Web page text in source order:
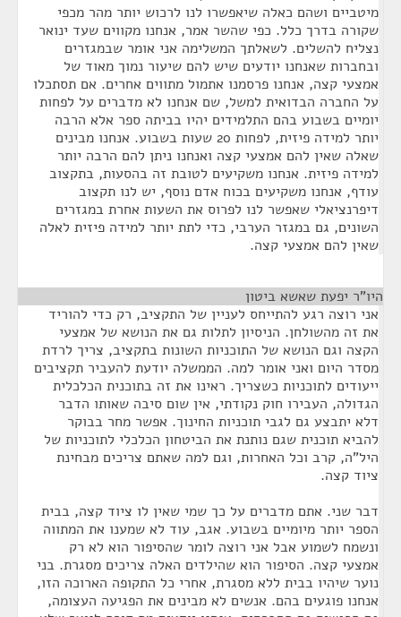
מיטביים ושהם כאלה שיאפשרו לנו לרכוש יותר מהר מכפי
שקורה בדרך כלל. כפי שהשר אמר, אנחנו מקווים שעד ינואר
נצליח להשלים. לשאלתך המשלימה אני אומר שבמגזרים
ובחברות שאנחנו יודעים שיש להם שיעור נמוך מאוד של
אמצעי קצה, אנחנו פרסמנו אתמול מתווים אחרים. אם תסתכלו
על החברה הבדואית למשל, שם אנחנו לא מדברים על לפחות
יומיים בשבוע בהם התלמידים יהיו בביתה ספר אלא הרבה
יותר למידה פיזית, לפחות 20 שעות בשבוע. אנחנו מבינים
שאלה שאין להם אמצעי קצה ואנחנו ניתן להם הרבה יותר
למידה פיזית. אנחנו משקיעים לטובת זה בהסעות, בתקצוב
עודף, אנחנו משקיעים בכוח אדם נוסף, יש לנו תקצוב
דיפרנציאלי שאפשר לנו לפרוס את השעות אחרת במגזרים
השונים, גם במגזר הערבי, כדי לתת יותר למידה פיזית לאלה
שאין להם אמצעי קצה.
היו"ר יפעת שאשא ביטון
אני רוצה רגע להתייחס לעניין של התקציב, רק כדי להוריד
את זה מהשולחן. הניסיון לתלות גם את הנושא של אמצעי
הקצה וגם הנושא של התוכניות השונות בתקציב, צריך לרדת
מסדר היום ואני אומר למה. הממשלה יודעת להעביר תקציבים
ייעודים לתוכניות כשצריך. ראינו את זה בתוכנית הכלכלית
הגדולה, העבירו חוק נקודתי, אין שום סיבה שאותו הדבר
דלא יתבצע גם לגבי תוכניות החינוך. אפשר מחר בבוקר
להביא תוכנית שגם נותנת את הביטחון הכלכלי לתוכניות של
היל"ה, קרב וכל האחרות, וגם למה שאתם צריכים מבחינת
ציוד קצה.
דבר שני. אתם מדברים על כך שמי שאין לו ציוד קצה, בבית
הספר יותר מיומיים בשבוע. אגב, עוד לא שמענו את המתווה
ונשמח לשמוע אבל אני רוצה לומר שהסיפור הוא לא רק
אמצעי קצה. הסיפור הוא שהילדים האלה צריכים מסגרת. בני
נוער שיהיו בבית ללא מסגרת, אחרי כל התקופה הארוכה הזו,
אנחנו פוגעים בהם. אנשים לא מבינים את הפגיעה העצומה,